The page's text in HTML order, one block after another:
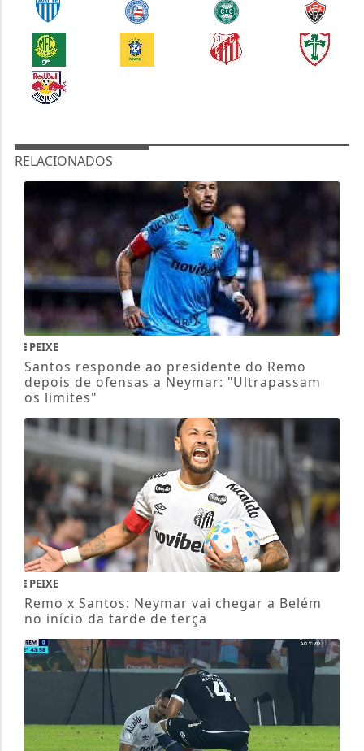
RELACIONADOS
PEIXE
Santos responde ao presidente do Remo
depois de ofensas a Neymar: "Ultrapassam
os limites"
PEIXE
Remo x Santos: Neymar vai chegar a Belém
no início da tarde de terça